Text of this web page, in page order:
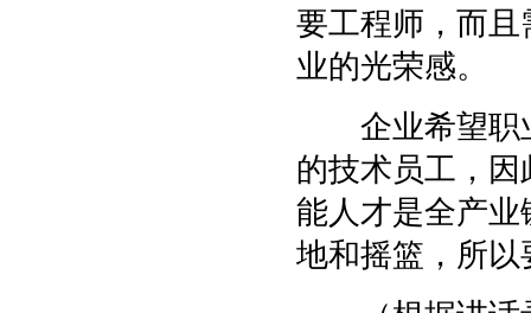
要工程师，而
业的光荣感。
企业希望职业
的技术员工，
能人才是全产
地和摇篮，所